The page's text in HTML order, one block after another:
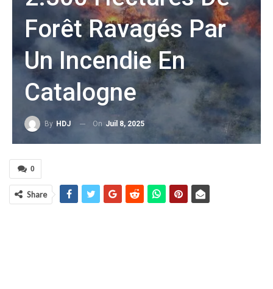
Forêt Ravagés Par
Un Incendie En
Catalogne
By HDJ On Juil 8, 2025
0
Share